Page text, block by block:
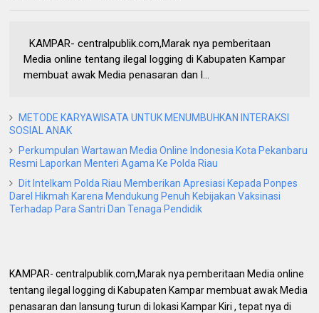
KAMPAR- centralpublik.com,Marak nya pemberitaan
Media online tentang ilegal logging di Kabupaten Kampar
membuat awak Media penasaran dan l...
METODE KARYAWISATA UNTUK MENUMBUHKAN INTERAKSI
SOSIAL ANAK
Perkumpulan Wartawan Media Online Indonesia Kota Pekanbaru
Resmi Laporkan Menteri Agama Ke Polda Riau
Dit Intelkam Polda Riau Memberikan Apresiasi Kepada Ponpes
Darel Hikmah Karena Mendukung Penuh Kebijakan Vaksinasi
Terhadap Para Santri Dan Tenaga Pendidik
KAMPAR- centralpublik.com,Marak nya pemberitaan Media online
tentang ilegal logging di Kabupaten Kampar membuat awak Media
penasaran dan lansung turun di lokasi Kampar Kiri , tepat nya di